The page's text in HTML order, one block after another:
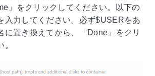
」をクリックしてください。以下の
入力してください。必ず$USERをあ
に置き換えてから、「Done」をクリ